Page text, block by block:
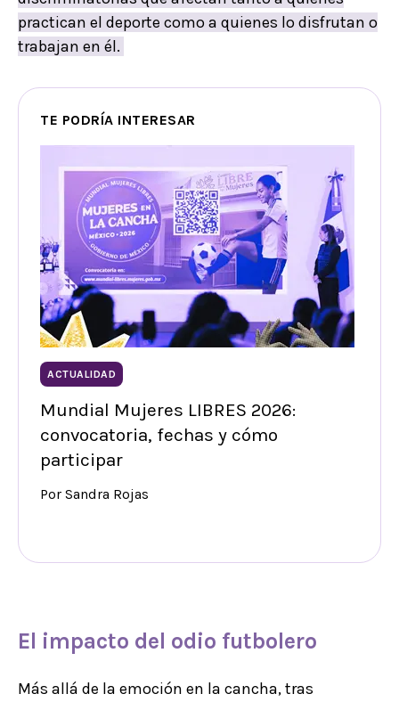
practican el deporte como a quienes lo disfrutan o
trabajan en él.
TE PODRÍA INTERESAR
ACTUALIDAD
Mundial Mujeres LIBRES 2026:
convocatoria, fechas y cómo
participar
Por Sandra Rojas
El impacto del odio futbolero
Más allá de la emoción en la cancha, tras